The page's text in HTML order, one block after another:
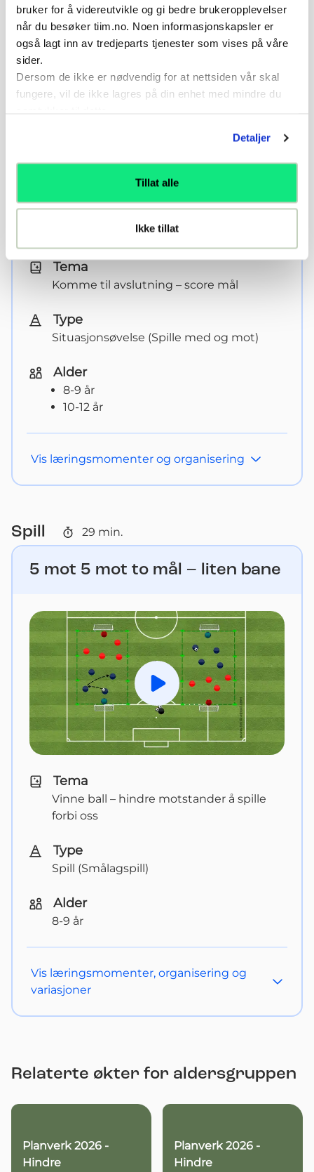
bruker for å videreutvikle og gi bedre brukeropplevelser
når du besøker tiim.no. Noen informasjonskapsler er
også lagt inn av tredjeparts tjenester som vises på våre
sider.
Dersom de ikke er nødvendig for at nettsiden vår skal
fungere, vil de ikke lagres på din enhet med mindre du
Detaljer
Tillat alle
Ikke tillat
1v1 vende, drible, skyte med
store mål og keeper
Spill av
Tema
Komme til avslutning – score mål
Type
Situasjonsøvelse (Spille med og mot)
Alder
8-9 år
10-12 år
Vis læringsmomenter og organisering
Spill 29 min.
5 mot 5 mot to mål – liten bane
Spill av
Tema
Vinne ball – hindre motstander å spille
forbi oss
Type
Spill (Smålagspill)
Alder
8-9 år
Vis læringsmomenter, organisering og
variasjoner
Relaterte økter for aldersgruppen
Planverk 2026 -
Hindre
Planverk 2026 -
Hindre